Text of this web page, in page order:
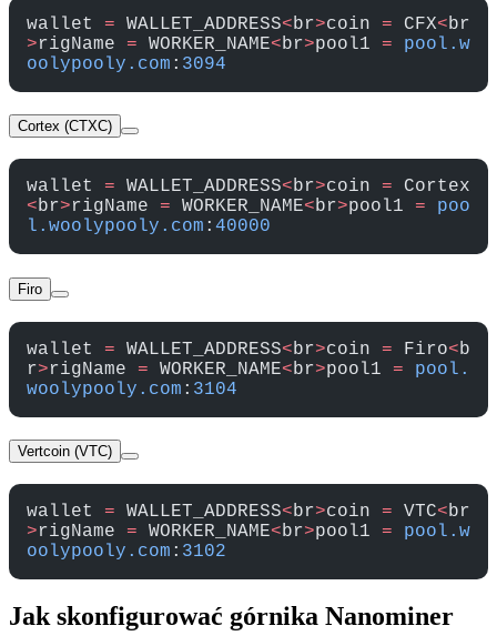
wallet = WALLET_ADDRESS<br>coin = CFX<br
>rigName = WORKER_NAME<br>pool1 = pool.w
oolypooly.com : 3094
Cortex (CTXC)
wallet = WALLET_ADDRESS<br>coin = Cortex
<br>rigName = WORKER_NAME<br>pool1 = poo
l.woolypooly.com : 40000
Firo
wallet = WALLET_ADDRESS<br>coin = Firo<b
r>rigName = WORKER_NAME<br>pool1 = pool.
woolypooly.com : 3104
Vertcoin (VTC)
wallet = WALLET_ADDRESS<br>coin = VTC<br
>rigName = WORKER_NAME<br>pool1 = pool.w
oolypooly.com : 3102
Jak skonfigurować górnika Nanominer